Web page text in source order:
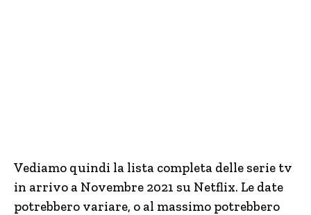
Vediamo quindi la lista completa delle serie tv
in arrivo a Novembre 2021 su Netflix. Le date
potrebbero variare, o al massimo potrebbero